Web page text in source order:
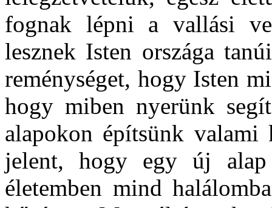
fognak lépni a vallási
lesznek Isten országa
reménységet, hogy Isten
hogy miben nyerünk
alapokon építsünk
jelent, hogy egy új alap
életemben mind